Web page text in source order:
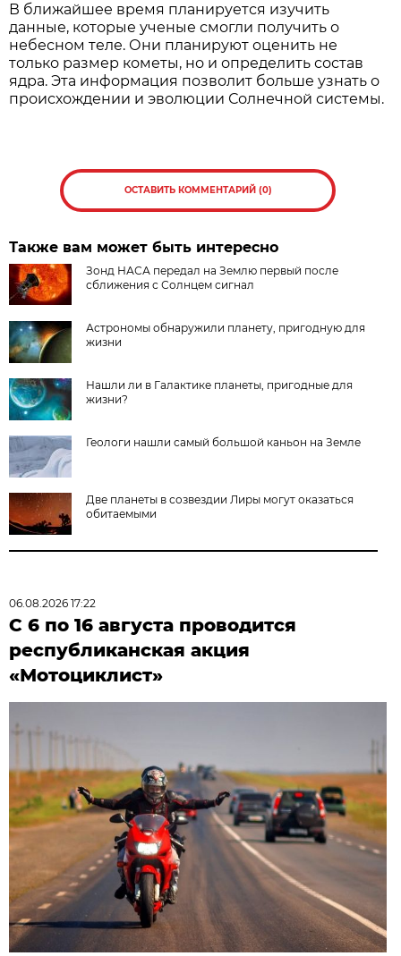
В ближайшее время планируется изучить
данные, которые ученые смогли получить о
небесном теле. Они планируют оценить не
только размер кометы, но и определить состав
ядра. Эта информация позволит больше узнать о
происхождении и эволюции Солнечной системы.
ОСТАВИТЬ КОММЕНТАРИЙ (0)
Также вам может быть интересно
Зонд НАСА передал на Землю первый после
сближения с Солнцем сигнал
Астрономы обнаружили планету, пригодную для
жизни
Нашли ли в Галактике планеты, пригодные для
жизни?
Геологи нашли самый большой каньон на Земле
Две планеты в созвездии Лиры могут оказаться
обитаемыми
06.08.2026 17:22
С 6 по 16 августа проводится
республиканская акция
«Мотоциклист»